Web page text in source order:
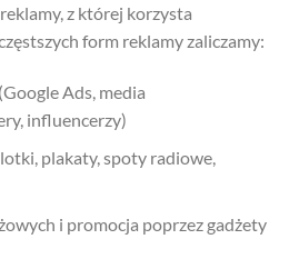
z której korzysta
form reklamy zaliczamy:
Ads, media
influencerzy)
plakaty, spoty radiowe,
i promocja poprzez gadżety